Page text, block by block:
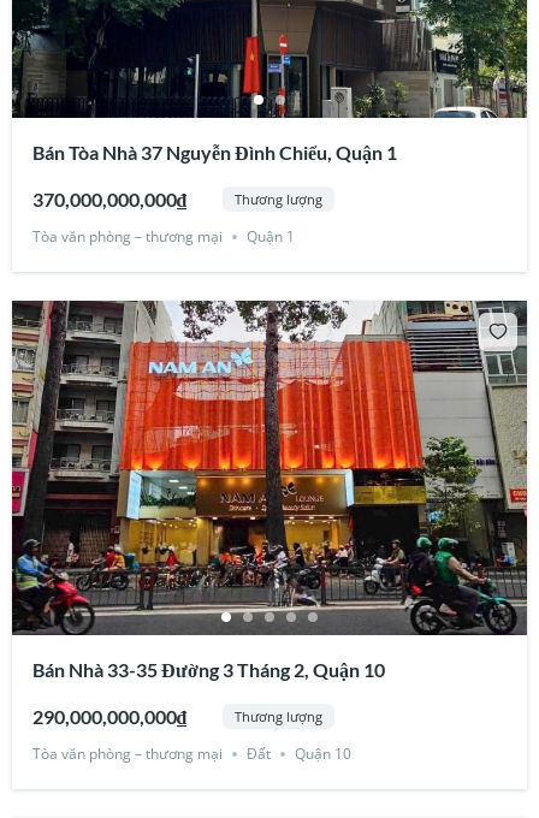
Bán Tòa Nhà 37 Nguyễn Đình Chiểu, Quận 1
370,000,000,000₫ Thương lượng
Tòa văn phòng – thương mại Quận 1
Bán Nhà 33-35 Đường 3 Tháng 2, Quận 10
290,000,000,000₫ Thương lượng
Tòa văn phòng – thương mại Đất Quận 10